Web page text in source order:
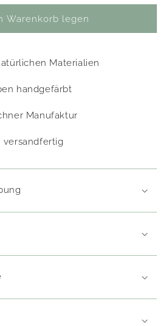
Warenkorb legen
Materialien
handgefärbt
Manufaktur
versandfertig